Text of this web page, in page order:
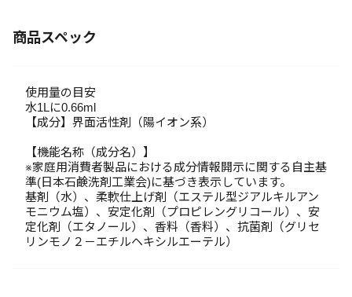
商品スペック
使用量の目安
水1Lに0.66ml
【成分】界面活性剤（陽イオン系）
【機能名称（成分名）】
※家庭用消費者製品における成分情報開示に関する自主基
準(日本石鹸洗剤工業会)に基づき表示しています。
基剤（水）、柔軟仕上げ剤（エステル型ジアルキルアン
モニウム塩）、安定化剤（プロピレングリコール）、安
定化剤（エタノール）、香料（香料）、抗菌剤（グリセ
リンモノ２－エチルヘキシルエーテル）